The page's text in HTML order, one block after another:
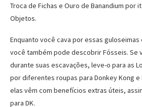
Troca de Fichas e Ouro de Banandium por
Objetos.
Enquanto você cava por essas guloseimas
você também pode descobrir Fósseis. Se
durante suas escavações, leve-o para as
por diferentes roupas para Donkey Kong e
elas vêm com benefícios extras úteis,
para DK.